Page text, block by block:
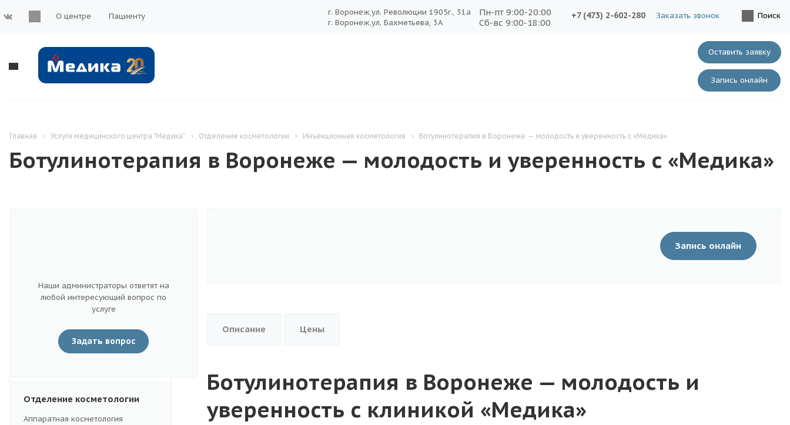
Поиск
О центре Пациенту
г. Воронеж,ул. Революции 1905г., 31а
г. Воронеж,ул. Бахметьева, 3А
Пн-пт 9:00-20:00
Сб-вс 9:00-18:00
+7 (473) 2-602-280 Заказать звонок
Оставить заявку
Запись онлайн
Главная Услуги медицинского центра "Медика" Отделение косметологии Инъекционная косметология Ботулинотерапия в Воронеже — молодость и уверенность с «Медика»
Ботулинотерапия в Воронеже — молодость и уверенность с «Медика»
Диагностика и анализы
Хирургическое отделение
Отделение косметологии
Аппаратная косметология
Наши администраторы ответят на
любой интересующий вопрос по
услуге
Задать вопрос
Запись онлайн
Описание Цены
Ботулинотерапия в Воронеже — молодость и
уверенность с клиникой «Медика»